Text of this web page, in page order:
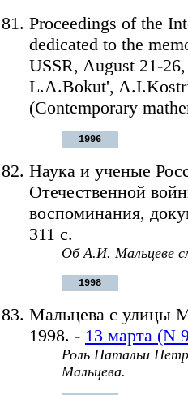
Proceedings of the
dedicated to the
USSR, August 21-
L.A.Bokut',
(Contemporary
1996
Наука и ученые
Отечественной
воспоминания,
311 с.
Об А.И. Мальцеве
1998
Мальцева с улицы
1998. - 13 марта (N
Роль Натальи
Мальцева.